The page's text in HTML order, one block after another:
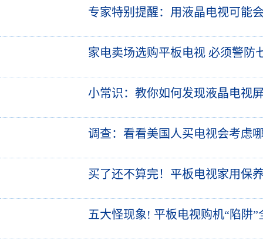
专家特别提醒：用液晶电视可能
家电卖场选购平板电视 必须警防
小常识：教你如何发现液晶电视
调查：看看美国人买电视会考虑
买了还不算完！平板电视家用保
五大怪现象! 平板电视购机“陷阱”